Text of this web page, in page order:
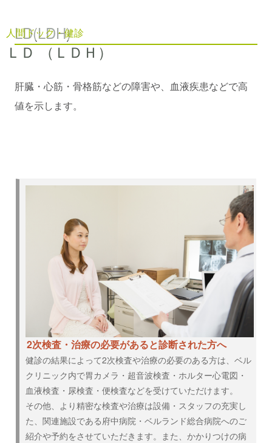
人間ドック・健診
ＬＤ （ＬＤＨ）
LD(LDH)
肝臓・心筋・骨格筋などの障害や、血液疾患などで高
値を示します。
2次検査・治療の必要があると診断された方へ
健診の結果によって2次検査や治療の必要のある方は、ベル
クリニック内で胃カメラ・超音波検査・ホルター心電図・
血液検査・尿検査・便検査などを受けていただけます。
その他、より精密な検査や治療は設備・スタッフの充実し
た、関連施設である府中病院・ベルランド総合病院へのご
紹介や予約をさせていただきます。また、かかりつけの病